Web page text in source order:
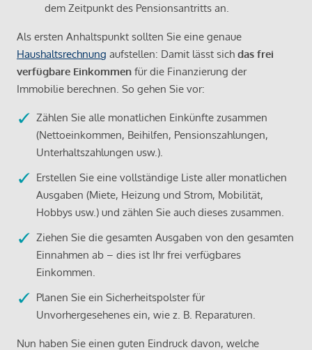
dem Zeitpunkt des Pensionsantritts an.
Als ersten Anhaltspunkt sollten Sie eine genaue
Haushaltsrechnung aufstellen: Damit lässt sich das frei
verfügbare Einkommen für die Finanzierung der
Immobilie berechnen. So gehen Sie vor:
Zählen Sie alle monatlichen Einkünfte zusammen
(Nettoeinkommen, Beihilfen, Pensionszahlungen,
Unterhaltszahlungen usw.).
Erstellen Sie eine vollständige Liste aller monatlichen
Ausgaben (Miete, Heizung und Strom, Mobilität,
Hobbys usw.) und zählen Sie auch dieses zusammen.
Ziehen Sie die gesamten Ausgaben von den gesamten
Einnahmen ab – dies ist Ihr frei verfügbares
Einkommen.
Planen Sie ein Sicherheitspolster für
Unvorhergesehenes ein, wie z. B. Reparaturen.
Nun haben Sie einen guten Eindruck davon, welche